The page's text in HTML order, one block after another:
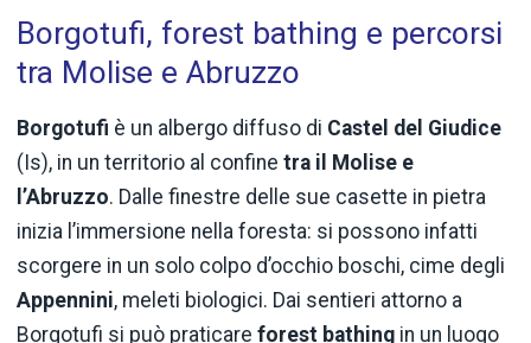
Borgotufi, forest bathing e percorsi
tra Molise e Abruzzo
Borgotufi è un albergo diffuso di Castel del Giudice
(Is), in un territorio al confine tra il Molise e
l’Abruzzo. Dalle finestre delle sue casette in pietra
inizia l’immersione nella foresta: si possono infatti
scorgere in un solo colpo d’occhio boschi, cime degli
Appennini, meleti biologici. Dai sentieri attorno a
Borgotufi si può praticare forest bathing in un luogo